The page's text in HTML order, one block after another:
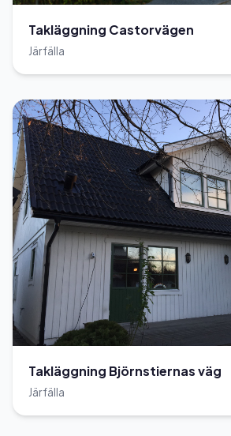
Takläggning Castorvägen
Järfälla
Takläggning Björnstiernas väg
Järfälla